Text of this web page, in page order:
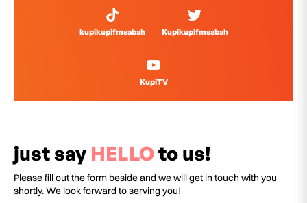
kupikupifmsabah Kupikupifmsabah
KupiTV
just say HELLOto us!
Please fill out the form beside and we will get in touch with you
shortly. We look forward to serving you!